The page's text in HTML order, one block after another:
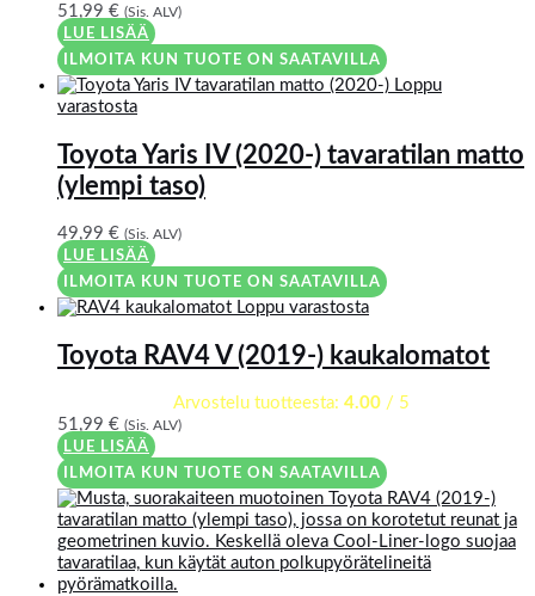
51,99 € (Sis. ALV)
LUE LISÄÄ
ILMOITA KUN TUOTE ON SAATAVILLA
Loppu
varastosta
Toyota Yaris IV (2020-) tavaratilan matto
(ylempi taso)
49,99 € (Sis. ALV)
LUE LISÄÄ
ILMOITA KUN TUOTE ON SAATAVILLA
Loppu varastosta
Toyota RAV4 V (2019-) kaukalomatot
Arvostelu tuotteesta: 4.00 / 5
51,99 € (Sis. ALV)
LUE LISÄÄ
ILMOITA KUN TUOTE ON SAATAVILLA